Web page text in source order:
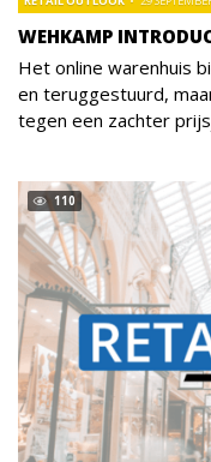
WEHKAMP
Het online warenhuis
en teruggestuurd,
tegen een zachter
110